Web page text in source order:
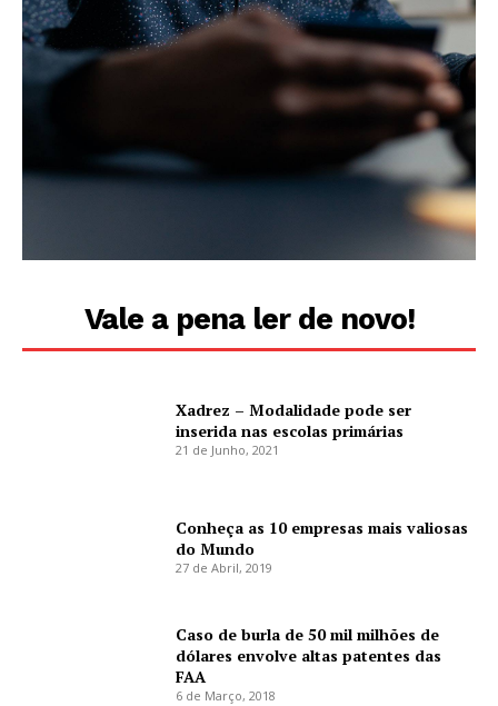
Vale a pena ler de novo!
Xadrez – Modalidade pode ser
inserida nas escolas primárias
21 de Junho, 2021
Conheça as 10 empresas mais valiosas
do Mundo
27 de Abril, 2019
Caso de burla de 50 mil milhões de
dólares envolve altas patentes das
FAA
6 de Março, 2018